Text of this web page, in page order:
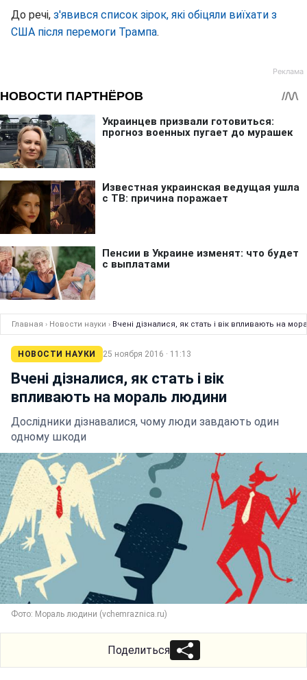
До речі, з'явився список зірок, які обіцяли виїхати з
США після перемоги Трампа.
Главная › Новости науки › Вчені дізналися, як стать і вік впливають на
НОВОСТИ НАУКИ 25 ноября 2016 · 11:13
Вчені дізналися, як стать і вік
впливають на мораль людини
Дослідники дізнавалися, чому люди завдають один
одному шкоди
Фото: Мораль людини (vchemraznica.ru)
Поделиться